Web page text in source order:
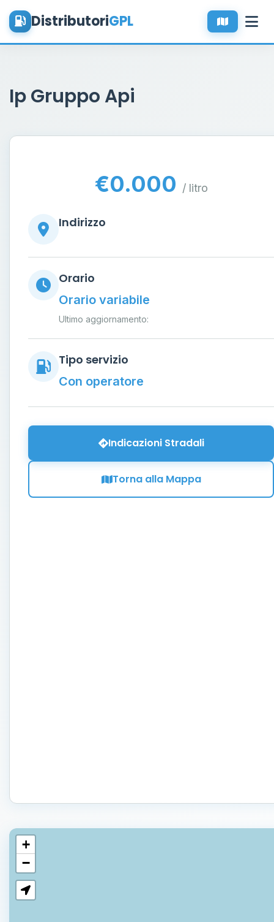
DistributoriGPL
Ip Gruppo Api
€0.000 / litro
Indirizzo
Orario
Orario variabile
Ultimo aggiornamento:
Tipo servizio
Con operatore
Indicazioni Stradali
Torna alla Mappa
+
−